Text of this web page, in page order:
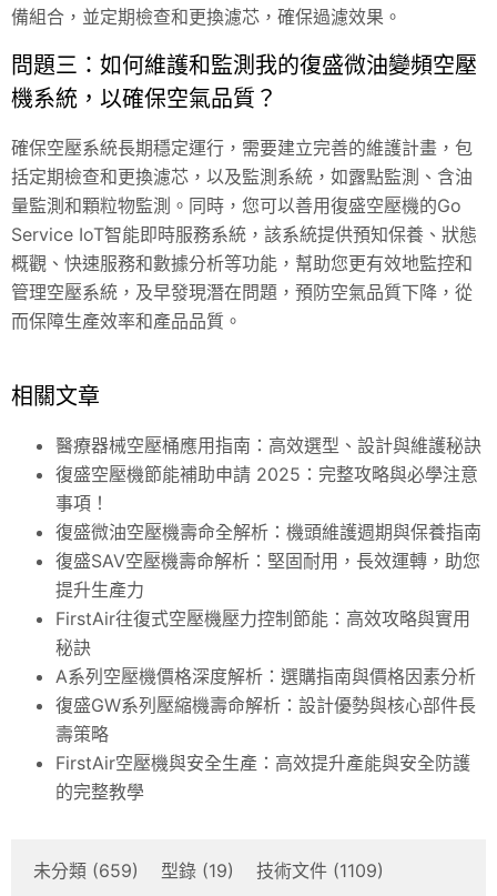
備組合，並定期檢查和更換濾芯，確保過濾效果。
問題三：如何維護和監測我的復盛微油變頻空壓
機系統，以確保空氣品質？
確保空壓系統長期穩定運行，需要建立完善的維護計畫，包
括定期檢查和更換濾芯，以及監測系統，如露點監測、含油
量監測和顆粒物監測。同時，您可以善用復盛空壓機的Go
Service IoT智能即時服務系統，該系統提供預知保養、狀態
概觀、快速服務和數據分析等功能，幫助您更有效地監控和
管理空壓系統，及早發現潛在問題，預防空氣品質下降，從
而保障生產效率和產品品質。
相關文章
醫療器械空壓桶應用指南：高效選型、設計與維護秘訣
復盛空壓機節能補助申請 2025：完整攻略與必學注意
事項！
復盛微油空壓機壽命全解析：機頭維護週期與保養指南
復盛SAV空壓機壽命解析：堅固耐用，長效運轉，助您
提升生產力
FirstAir往復式空壓機壓力控制節能：高效攻略與實用
秘訣
A系列空壓機價格深度解析：選購指南與價格因素分析
復盛GW系列壓縮機壽命解析：設計優勢與核心部件長
壽策略
FirstAir空壓機與安全生產：高效提升產能與安全防護
的完整教學
未分類 (659) 型錄 (19) 技術文件 (1109)